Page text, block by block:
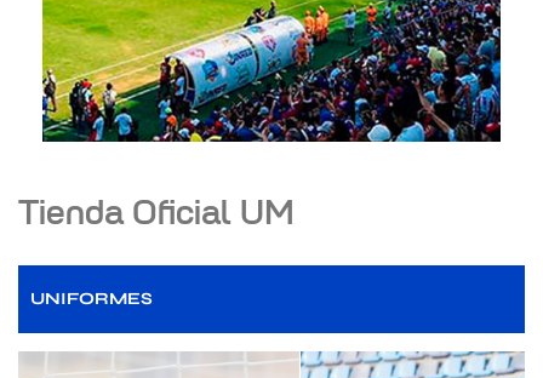
Tienda Oficial UM
UNIFORMES